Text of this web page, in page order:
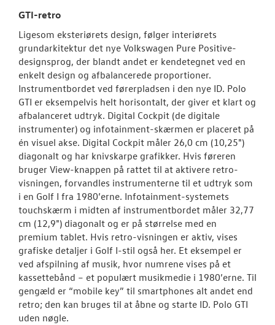
GTI-retro
Ligesom eksteriørets design, følger interiørets
grundarkitektur det nye Volkswagen Pure Positive-
designsprog, der blandt andet er kendetegnet ved en
enkelt design og afbalancerede proportioner.
Instrumentbordet ved førerpladsen i den nye ID. Polo
GTI er eksempelvis helt horisontalt, der giver et klart og
afbalanceret udtryk. Digital Cockpit (de digitale
instrumenter) og infotainment-skærmen er placeret på
én visuel akse. Digital Cockpit måler 26,0 cm (10,25")
diagonalt og har knivskarpe grafikker. Hvis føreren
bruger View-knappen på rattet til at aktivere retro-
visningen, forvandles instrumenterne til et udtryk som
i en Golf I fra 1980’erne. Infotainment-systemets
touchskærm i midten af instrumentbordet måler 32,77
cm (12,9") diagonalt og er på størrelse med en
premium tablet. Hvis retro-visningen er aktiv, vises
grafiske detaljer i Golf I-stil også her. Et eksempel er
ved afspilning af musik, hvor numrene vises på et
kassettebånd – et populært musikmedie i 1980’erne. Til
gengæld er “mobile key” til smartphones alt andet end
retro; den kan bruges til at åbne og starte ID. Polo GTI
uden nøgle.